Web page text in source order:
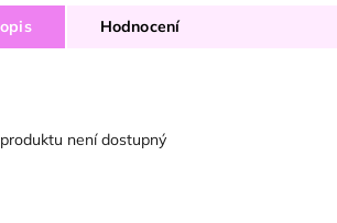
Hodnocení
není dostupný